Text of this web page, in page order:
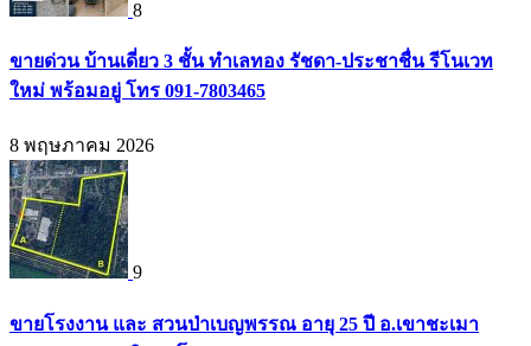
8
ขายด่วน บ้านเดี่ยว 3 ชั้น ทำเลทอง รัชดา-ประชาชื่น รีโนเวท
ใหม่ พร้อมอยู่ โทร 091-7803465
8 พฤษภาคม 2026
9
ขายโรงงาน และ สวนป่าเบญพรรณ อายุ 25 ปี อ.เขาชะเมา